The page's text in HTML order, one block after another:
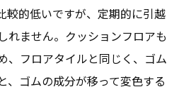
較的低いですが、定期的に引越
れません。クッションフロアも
、フロアタイルと同じく、ゴム
、ゴムの成分が移って変色する